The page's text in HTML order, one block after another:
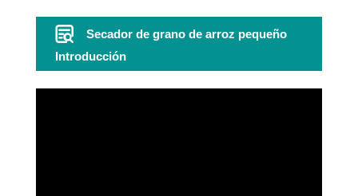
Secador de grano de arroz pequeño
Introducción